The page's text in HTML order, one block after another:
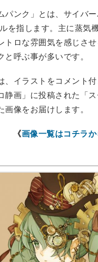
ンク」とは、サイバー
を指します。主に蒸気
トロな雰囲気を感じさ
と呼ぶ事が多いです。
イラストをコメント付
静画」に投稿された「
画像をお届けします。
《画像一覧はコチラか